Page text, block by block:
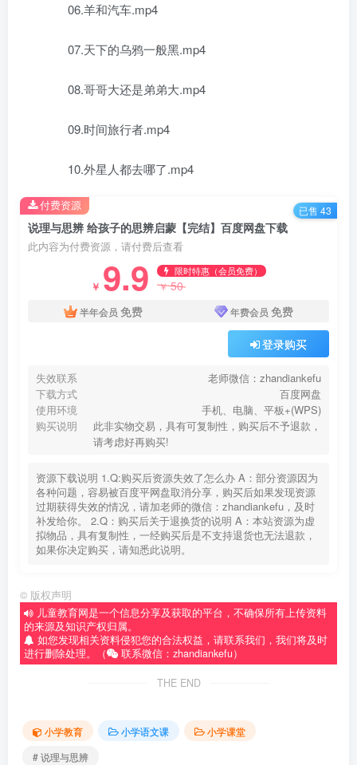
06.羊和汽车.mp4
07.天下的乌鸦一般黑.mp4
08.哥哥大还是弟弟大.mp4
09.时间旅行者.mp4
10.外星人都去哪了.mp4
说理与思辨 给孩子的思辨启蒙【完结】百度网盘下载
此内容为付费资源，请付费后查看
￥ 9.9 限时特惠（会员免费）
￥50
半年会员 免费 年费会员 免费
登录购买
失效联系
老师微信：zhandiankefu
下载方式
百度网盘
使用环境
手机、电脑、平板+(WPS)
购买说明
此非实物交易，具有可复制性，购买后不予退款，
请考虑好再购买!
资源下载说明 1.Q:购买后资源失效了怎么办 A：部分资源因为
各种问题，容易被百度平网盘取消分享，购买后如果发现资源
过期获得失效的情况，请加老师的微信：zhandiankefu，及时
补发给你。 2.Q：购买后关于退换货的说明 A：本站资源为虚
拟物品，具有复制性，一经购买后是不支持退货也无法退款，
如果你决定购买，请知悉此说明。
付费资源 已售 43
© 版权声明
儿童教育网是一个信息分享及获取的平台，不确保所有上传资料
的来源及知识产权归属。
如您发现相关资料侵犯您的合法权益，请联系我们，我们将及时
进行删除处理。（
联系微信：zhandiankefu）
THE END
小学教育 小学语文课
小学课堂
# 说理与思辨